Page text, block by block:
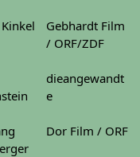
Gebhardt Film
/ ORF/ZDF
dieangewandt
e
Dor Film / ORF